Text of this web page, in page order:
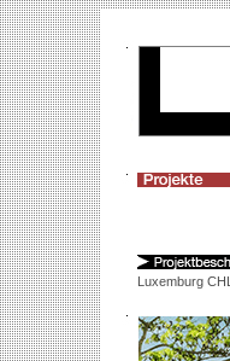
Luxemburg CHL